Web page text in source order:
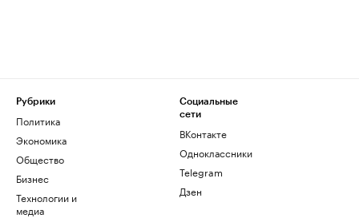
Рубрики
Политика
Экономика
Общество
Бизнес
Технологии и
медиа
Социальные
сети
ВКонтакте
Одноклассники
Telegram
Дзен